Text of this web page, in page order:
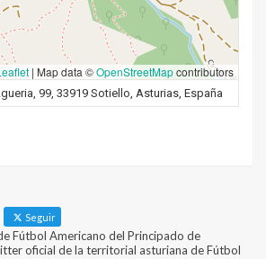
| Map data ©OpenStreetMapcontributors
99, 33919 Sotiello, Asturias, España
Seguir
Fútbol Americano del Principado de
oficial de la territorial asturiana de Fútbol